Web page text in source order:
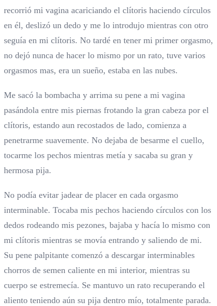
recorrió mi vagina acariciando el clítoris haciendo círculos
en él, deslizó un dedo y me lo introdujo mientras con otro
seguía en mi clítoris. No tardé en tener mi primer orgasmo,
no dejó nunca de hacer lo mismo por un rato, tuve varios
orgasmos mas, era un sueño, estaba en las nubes.
Me sacó la bombacha y arrima su pene a mi vagina
pasándola entre mis piernas frotando la gran cabeza por el
clítoris, estando aun recostados de lado, comienza a
penetrarme suavemente. No dejaba de besarme el cuello,
tocarme los pechos mientras metía y sacaba su gran y
hermosa pija.
No podía evitar jadear de placer en cada orgasmo
interminable. Tocaba mis pechos haciendo círculos con los
dedos rodeando mis pezones, bajaba y hacía lo mismo con
mi clítoris mientras se movía entrando y saliendo de mi.
Su pene palpitante comenzó a descargar interminables
chorros de semen caliente en mi interior, mientras su
cuerpo se estremecía. Se mantuvo un rato recuperando el
aliento teniendo aún su pija dentro mío, totalmente parada.